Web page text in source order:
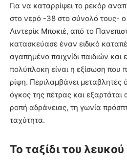
Για να καταρρίψει το ρεκόρ
στο νερό -38 στο σύνολό τους-
Λιντερίκ Μποκιέ, από το
κατασκεύασε έναν ειδικό
αγαπημένο παιχνίδι παιδιών και
πολύπλοκη είναι η εξίσωση που
ρίψη. Περιλαμβάνει μεταβλητές
όγκος της πέτρας και εξαρτάται
ροπή αδράνειας, τη γωνία
ταχύτητα.
Το ταξίδι του